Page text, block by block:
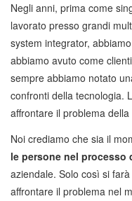
Negli anni, prima come
lavorato presso grandi
system integrator,
abbiamo avuto come
sempre abbiamo notato
confronti della tecnologia.
affrontare il problema della
Noi crediamo che sia il
le persone nel processo
aziendale. Solo così si
affrontare il problema nel